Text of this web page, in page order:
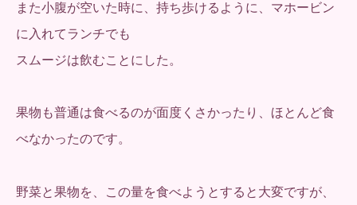
また小腹が空いた時に、持ち歩けるように、マホービン
に入れてランチでも
スムージは飲むことにした。
果物も普通は食べるのが面度くさかったり、ほとんど食
べなかったのです。
野菜と果物を、この量を食べようとすると大変ですが、